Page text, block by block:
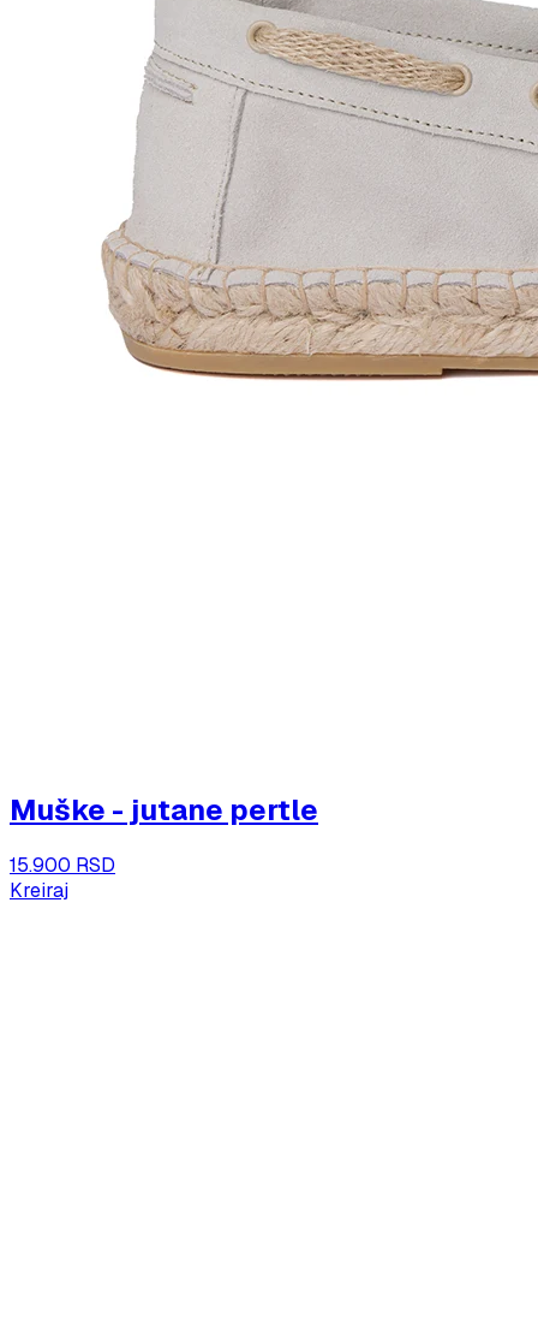
Muške - jutane pertle
15.900 RSD
Kreiraj